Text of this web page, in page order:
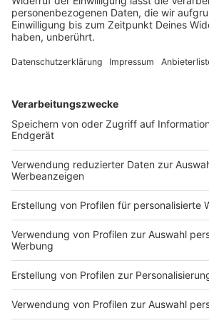
verantwortlich ist. Denkt daran, dass ihr
von WhatsApp in die AGB von
Dazu zählen auch die
amerikanischen Gesetzgebung
Telefonnummern nicht ausgeschlossen
90,1 haftet nicht für Schäden, die durch
WhatsApp entstehen.
Was passiert mit meinen Nachrichten
Mit der Übersendung von Inhalten
Videos, etc.) über WhatsApp an Radio
damit einverstanden, dass die von dir
bei Radio 90,1 sowohl redaktionell als
Radioprogramm sowie im Internet unter
https://www.radio901.de und in den
verantworteten Angeboten auf
(Facebook, YouTube, Instagram)